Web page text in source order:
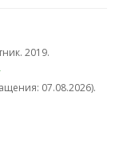
2019.
07.08.2026).